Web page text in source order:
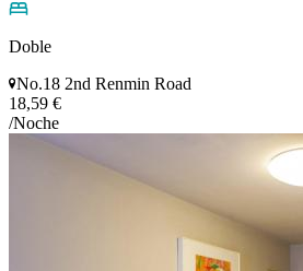
Doble
No.18 2nd Renmin Road
18,59 €
/Noche